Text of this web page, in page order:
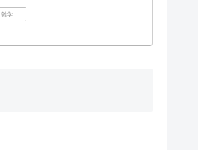
雑学